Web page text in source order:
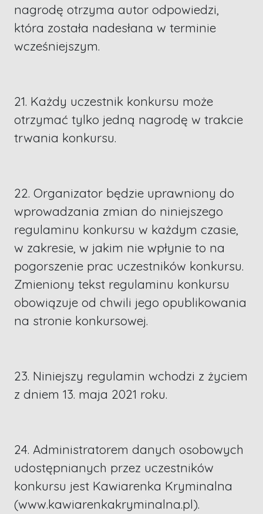
nagrodę otrzyma autor odpowiedzi,
która została nadesłana w terminie
wcześniejszym.
21. Każdy uczestnik konkursu może
otrzymać tylko jedną nagrodę w trakcie
trwania konkursu.
22. Organizator będzie uprawniony do
wprowadzania zmian do niniejszego
regulaminu konkursu w każdym czasie,
w zakresie, w jakim nie wpłynie to na
pogorszenie prac uczestników konkursu.
Zmieniony tekst regulaminu konkursu
obowiązuje od chwili jego opublikowania
na stronie konkursowej.
23. Niniejszy regulamin wchodzi z życiem
z dniem 13. maja 2021 roku.
24. Administratorem danych osobowych
udostępnianych przez uczestników
konkursu jest Kawiarenka Kryminalna
(www.kawiarenkakryminalna.pl).